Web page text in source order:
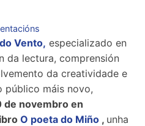
Vento, especializado en
da lectura, comprensión
da creatividade e
público máis novo,
novembro en
O poeta do Miño , unha